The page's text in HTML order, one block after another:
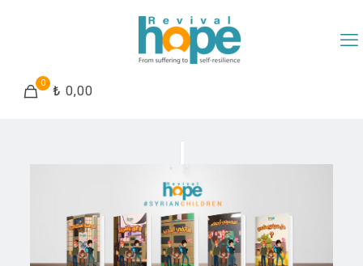
0 ₺ 0,00